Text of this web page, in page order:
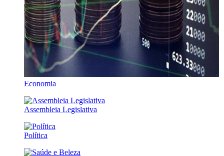
Economia
Assembleia Legislativa
Política